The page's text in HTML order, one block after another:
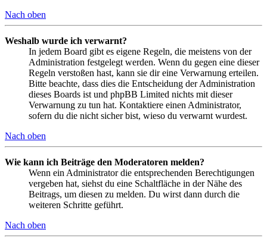
Nach oben
Weshalb wurde ich verwarnt?
In jedem Board gibt es eigene Regeln, die meistens von der
Administration festgelegt werden. Wenn du gegen eine dieser
Regeln verstoßen hast, kann sie dir eine Verwarnung erteilen.
Bitte beachte, dass dies die Entscheidung der Administration
dieses Boards ist und phpBB Limited nichts mit dieser
Verwarnung zu tun hat. Kontaktiere einen Administrator,
sofern du die nicht sicher bist, wieso du verwarnt wurdest.
Nach oben
Wie kann ich Beiträge den Moderatoren melden?
Wenn ein Administrator die entsprechenden Berechtigungen
vergeben hat, siehst du eine Schaltfläche in der Nähe des
Beitrags, um diesen zu melden. Du wirst dann durch die
weiteren Schritte geführt.
Nach oben